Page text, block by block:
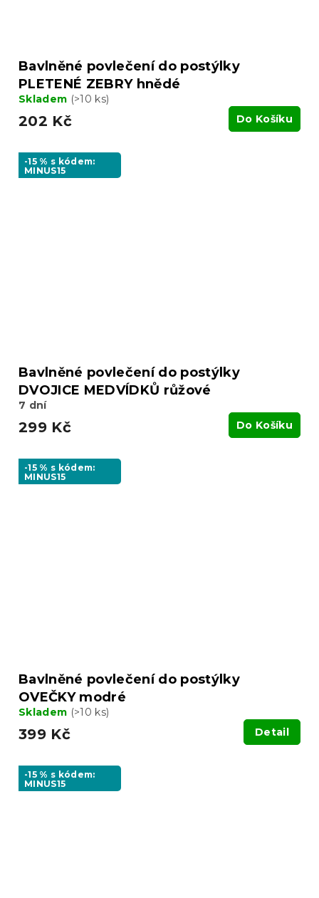
Bavlněné povlečení do postýlky
PLETENÉ ZEBRY hnědé
Skladem (>10 ks)
202 Kč Do Košíku
-15 % s kódem:
MINUS15
Bavlněné povlečení do postýlky
DVOJICE MEDVÍDKŮ růžové
7 dní
299 Kč Do Košíku
-15 % s kódem:
MINUS15
Bavlněné povlečení do postýlky
OVEČKY modré
Skladem (>10 ks)
399 Kč Detail
-15 % s kódem:
MINUS15